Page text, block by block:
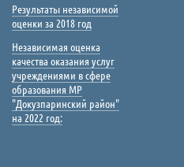
Результаты независимой
оценки за 2018 год
Независимая оценка
качества оказания услуг
учреждениями в сфере
образования МР
"Докузпаринский район"
на 2022 год: